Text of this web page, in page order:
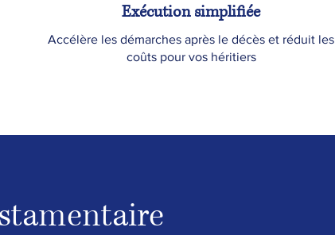
Exécution simplifiée
Accélère les démarches après le décès et réduit les
coûts pour vos héritiers